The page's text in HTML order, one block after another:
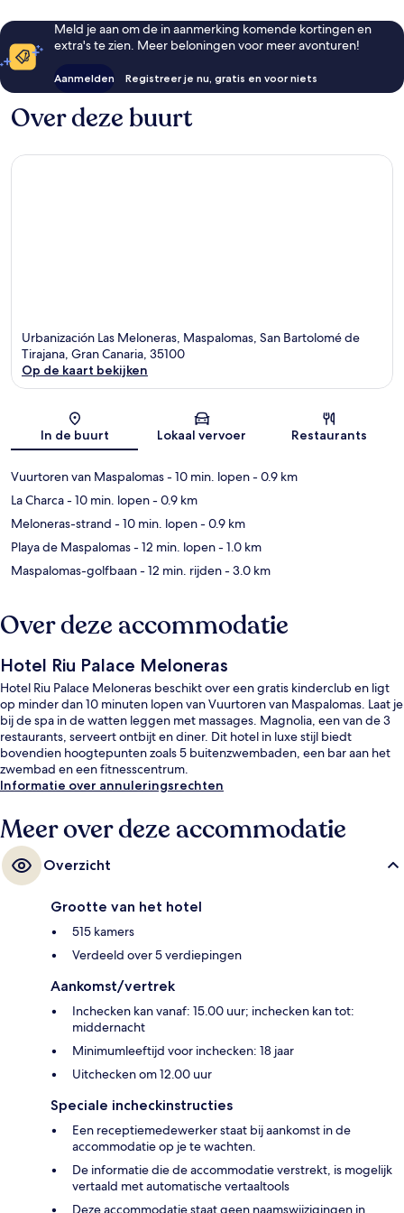
Meld je aan om de in aanmerking komende kortingen en
extra's te zien. Meer beloningen voor meer avonturen!
Aanmelden Registreer je nu, gratis en voor niets
Over deze buurt
Urbanización Las Meloneras, Maspalomas, San Bartolomé de
Tirajana, Gran Canaria, 35100
Op de kaart bekijken
In de buurt Lokaal vervoer Restaurants
Vuurtoren van Maspalomas- 10 min. lopen- 0.9 km
La Charca- 10 min. lopen- 0.9 km
Meloneras-strand - 10 min. lopen- 0.9 km
Playa de Maspalomas- 12 min. lopen- 1.0 km
Maspalomas-golfbaan- 12 min. rijden- 3.0 km
Over deze accommodatie
Hotel Riu Palace Meloneras
Hotel Riu Palace Meloneras beschikt over een gratis kinderclub en ligt
op minder dan 10 minuten lopen van Vuurtoren van Maspalomas. Laat je
bij de spa in de watten leggen met massages. Magnolia, een van de 3
restaurants, serveert ontbijt en diner. Dit hotel in luxe stijl biedt
bovendien hoogtepunten zoals 5 buitenzwembaden, een bar aan het
zwembad en een fitnesscentrum.
Informatie over annuleringsrechten
Meer over deze accommodatie
Overzicht
Grootte van het hotel
515 kamers
Verdeeld over 5 verdiepingen
Aankomst/vertrek
Inchecken kan vanaf: 15.00 uur; inchecken kan tot:
middernacht
Minimumleeftijd voor inchecken: 18 jaar
Uitchecken om 12.00 uur
Speciale incheckinstructies
Een receptiemedewerker staat bij aankomst in de
accommodatie op je te wachten.
De informatie die de accommodatie verstrekt, is mogelijk
vertaald met automatische vertaaltools
Deze accommodatie staat geen naamswijzigingen in